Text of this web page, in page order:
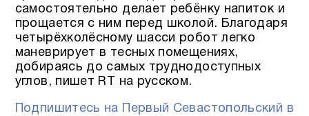
самостоятельно делает ребёнку напиток и
прощается с ним перед школой. Благодаря
четырёхколёсному шасси робот легко
маневрирует в тесных помещениях,
добираясь до самых труднодоступных
углов, пишет RT на русском.
Подпишитесь на Первый Севастопольский в